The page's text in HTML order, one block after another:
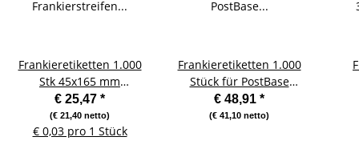
Frankieretiketten 1.000
Stk 45x165 mm
Frankierstreifen
geeignet für alle
Frankiermaschinen
€ 25,47 *
(€ 21,40 netto)
€ 0,03 pro 1 Stück
Frankieretiketten 1.000
Stück für PostBase
Streifengeber 60x159
mm weiss
€ 48,91 *
(€ 41,10 netto)